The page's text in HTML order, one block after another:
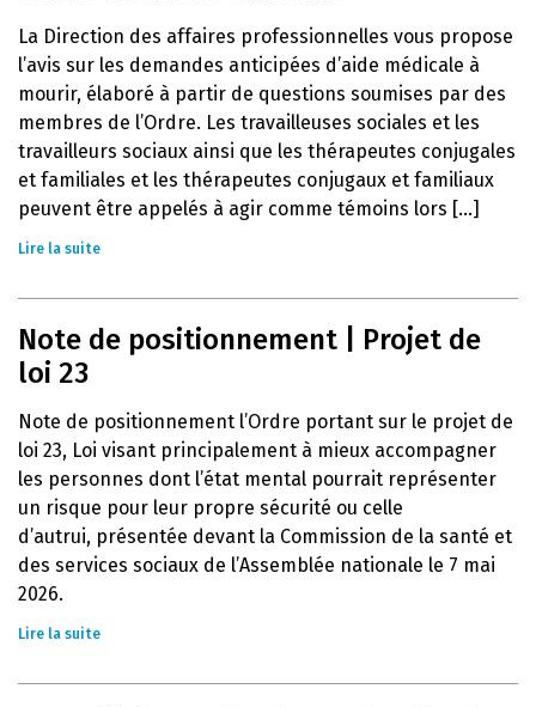
La Direction des affaires professionnelles vous propose
l’avis sur les demandes anticipées d’aide médicale à
mourir, élaboré à partir de questions soumises par des
membres de l’Ordre. Les travailleuses sociales et les
travailleurs sociaux ainsi que les thérapeutes conjugales
et familiales et les thérapeutes conjugaux et familiaux
peuvent être appelés à agir comme témoins lors [...]
Lire la suite
Note de positionnement | Projet de
loi 23
Note de positionnement l’Ordre portant sur le projet de
loi 23, Loi visant principalement à mieux accompagner
les personnes dont l’état mental pourrait représenter
un risque pour leur propre sécurité ou celle
d’autrui, présentée devant la Commission de la santé et
des services sociaux de l’Assemblée nationale le 7 mai
2026.
Lire la suite